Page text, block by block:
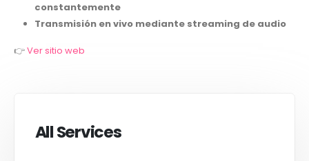
constantemente
Transmisión en vivo mediante streaming de audio
👉Ver sitio web
All Services